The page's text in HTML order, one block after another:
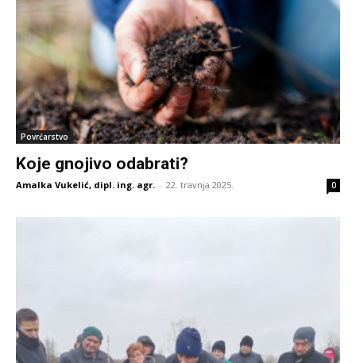
Povrćarstvo
Koje gnojivo odabrati?
Amalka Vukelić, dipl. ing. agr. - 22. travnja 2025. 0